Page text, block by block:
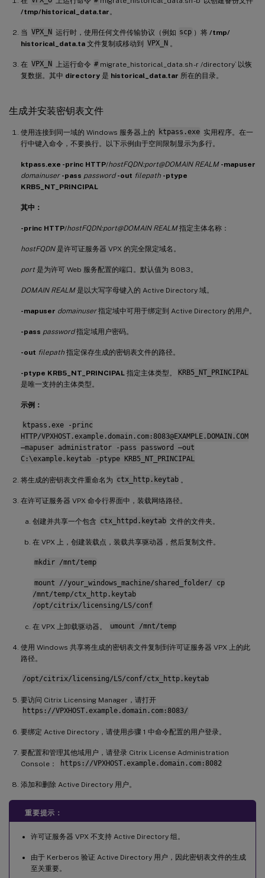
/tmp/historical_data.tar 。
当 VPX_N 运行时，使用任何文件传输协议（例如 scp ）将/tmp/
historical_data.ta 文件复制或移动到 VPX_N 。
在 VPX_N 上运行命令 # migrate_historical_data.sh -r /directory` 以恢
复数据。其中 directory 是 historical_data.tar 所在的目录。
生成并安装密钥表文件
使用连接到同一域的 Windows 服务器上的 ktpass.exe 实用程序。在一
行中键入命令，不要换行。以下示例由于空间限制显示为多行。
ktpass.exe -princ HTTP/hostFQDN:port@DOMAIN REALM -mapuser
domainuser -pass password -out filepath -ptype
KRB5_NT_PRINCIPAL
其中：
-princ HTTP/hostFQDN:port@DOMAIN REALM指定主体名称：
hostFQDN是许可证服务器 VPX 的完全限定域名。
port是为许可 Web 服务配置的端口。默认值为 8083。
DOMAIN REALM是以大写字母键入的 Active Directory 域。
-mapuser domainuser指定域中可用于绑定到 Active Directory 的用户。
-pass password指定域用户密码。
-out filepath 指定保存生成的密钥表文件的路径。
-ptype KRB5_NT_PRINCIPAL 指定主体类型。
KRB5_NT_PRINCIPAL
是唯一支持的主体类型。
示例：
ktpass.exe -princ
HTTP/VPXHOST.example.domain.com:8083@EXAMPLE.DOMAIN.COM
–mapuser administrator -pass password –out
C:\example.keytab -ptype KRB5_NT_PRINCIPAL
将生成的密钥表文件重命名为 ctx_http.keytab 。
在许可证服务器 VPX 命令行界面中，装载网络路径。
创建并共享一个包含 ctx_httpd.keytab 文件的文件夹。
在 VPX 上，创建装载点，装载共享驱动器，然后复制文件。
mkdir /mnt/temp
mount //your_windows_machine/shared_folder/ cp
/mnt/temp/ctx_http.keytab
/opt/citrix/licensing/LS/conf
在 VPX 上卸载驱动器。 umount /mnt/temp
使用 Windows 共享将生成的密钥表文件复制到许可证服务器 VPX 上的此
路径。
/opt/citrix/licensing/LS/conf/ctx_http.keytab
要访问 Citrix Licensing Manager，请打开
https://VPXHOST.example.domain.com:8083/
要绑定 Active Directory，请使用步骤 1 中命令配置的用户登录。
要配置和管理其他域用户，请登录 Citrix License Administration
Console：
https://VPXHOST.example.domain.com:8082
添加和删除 Active Directory 用户。
重要提示：
许可证服务器 VPX 不支持 Active Directory 组。
由于 Kerberos 验证 Active Directory 用户，因此密钥表文件的生成
至关重要。